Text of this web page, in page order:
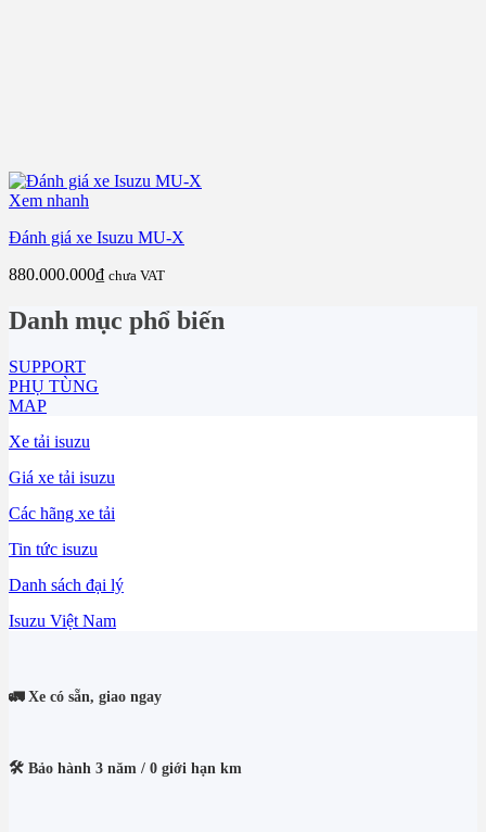
Xem nhanh
Đánh giá xe Isuzu MU-X
880.000.000₫ chưa VAT
Danh mục phổ biến
SUPPORT
PHỤ TÙNG
MAP
Xe tải isuzu
Giá xe tải isuzu
Các hãng xe tải
Tin tức isuzu
Danh sách đại lý
Isuzu Việt Nam
🚛 Xe có sẵn, giao ngay
🛠️ Bảo hành 3 năm / 0 giới hạn km